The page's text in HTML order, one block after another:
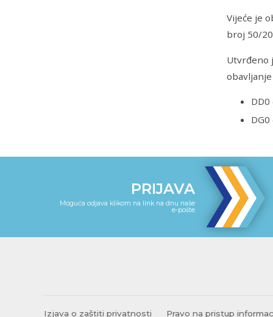
Vijeće je
broj 50/
Utvrđeno
DD0
PRIJAVA
Moguća odjava klikom na link na dnu naše
e-pošte
Izjava o zaštiti privatnosti Pravo na pristup